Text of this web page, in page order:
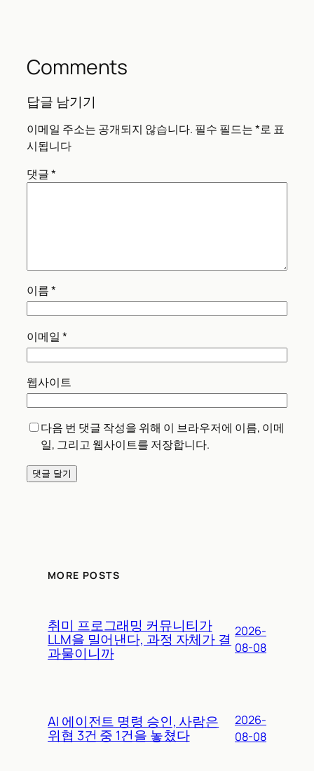
Comments
답글 남기기
이메일 주소는 공개되지 않습니다. 필수 필드는*로 표
시됩니다
댓글*
이름*
이메일 *
웹사이트
다음 번 댓글 작성을 위해 이 브라우저에 이름, 이메
일, 그리고 웹사이트를 저장합니다.
MORE POSTS
취미 프로그래밍 커뮤니티가
LLM을 밀어낸다, 과정 자체가 결
과물이니까
2026-
08-08
AI 에이전트 명령 승인, 사람은
위협 3건 중 1건을 놓쳤다
2026-
08-08